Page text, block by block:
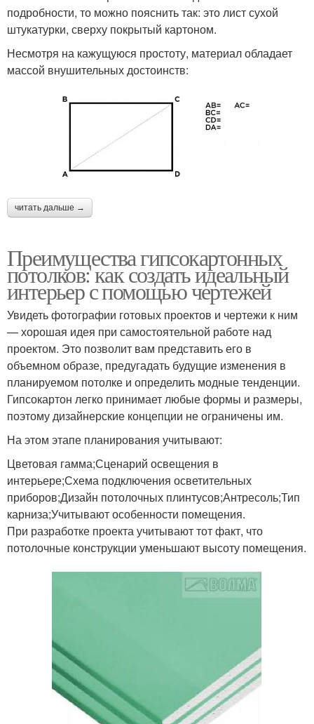
подробности, то можно пояснить так: это лист сухой
штукатурки, сверху покрытый картоном.
Несмотря на кажущуюся простоту, материал обладает
массой внушительных достоинств:
читать дальше →
Преимущества гипсокартонных
потолков: как создать идеальный
интерьер с помощью чертежей
Увидеть фотографии готовых проектов и чертежи к ним
— хорошая идея при самостоятельной работе над
проектом. Это позволит вам представить его в
объемном образе, предугадать будущие изменения в
планируемом потолке и определить модные тенденции.
Гипсокартон легко принимает любые формы и размеры,
поэтому дизайнерские концепции не ограничены им.
На этом этапе планирования учитывают:
Цветовая гамма;Сценарий освещения в
интерьере;Схема подключения осветительных
приборов;Дизайн потолочных плинтусов;Антресоль;Тип
карниза;Учитывают особенности помещения.
При разработке проекта учитывают тот факт, что
потолочные конструкции уменьшают высоту помещения.